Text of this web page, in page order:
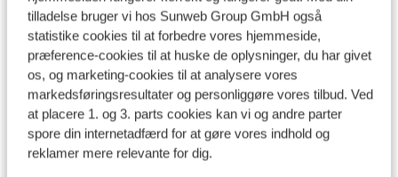
tilladelse bruger vi hos Sunweb Group GmbH også
statistike cookies til at forbedre vores hjemmeside,
præference-cookies til at huske de oplysninger, du har givet
os, og marketing-cookies til at analysere vores
markedsføringsresultater og personliggøre vores tilbud. Ved
at placere 1. og 3. parts cookies kan vi og andre parter
spore din internetadfærd for at gøre vores indhold og
reklamer mere relevante for dig.
le
Se på kort
I området
I centrum